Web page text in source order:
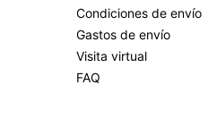
Condiciones de envío
Gastos de envío
Visita virtual
FAQ